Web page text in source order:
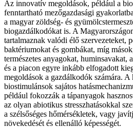
Az innovatív megoldások, például a
fenntartható mezőgazdasági
a magyar zöldség- és
biogazdálkodókat is. A
tartalmaznak valódi élő szervezeteket,
baktériumokat és gombákat, míg
természetes anyagokat, huminsavakat,
és a piacon egyre inkább elfogadott
megoldások a gazdálkodók számára.
biostimulánsok sajátos
például fokozzák a tápanyagok
az olyan abiotikus stresszhatásokkal
a szélsőséges hőmérsékletek, vagy
növekedését és ellenálló képességét.